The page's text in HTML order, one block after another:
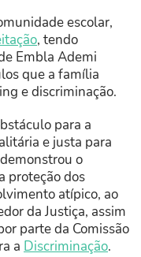
escolar,
, tendo
Embla Ademi
que a família
e discriminação.
para a
e justa para
o
proteção dos
atípico, ao
da Justiça, assim
parte da Comissão
a Discriminação.